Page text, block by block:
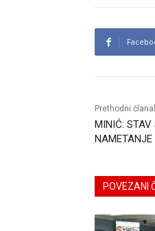
Prethodni
MINIĆ:
POVEZANI